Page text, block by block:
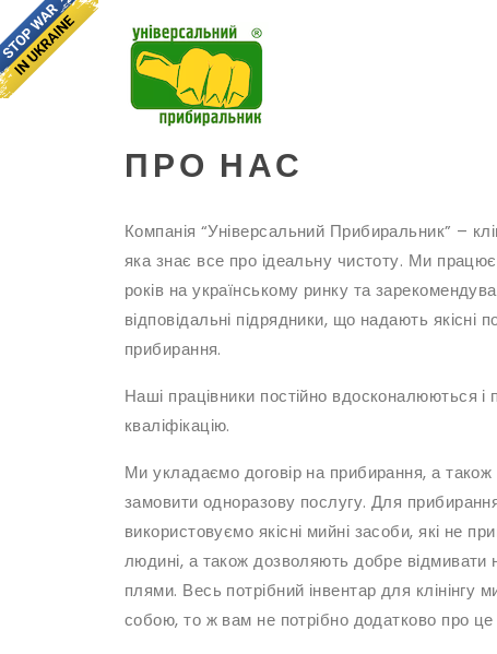
ПРО НАС
Компанія “Універсальний Прибиральник” –
яка знає все про ідеальну чистоту. Ми
років на українському ринку та
відповідальні підрядники, що надають якісні
прибирання.
Наші працівники постійно вдосконалюються і
кваліфікацію.
Ми укладаємо договір на прибирання, а
замовити одноразову послугу. Для
використовуємо якісні мийні засоби, які не
людині, а також дозволяють добре відмивати
плями. Весь потрібний інвентар для клінінгу
собою, то ж вам не потрібно додатково про